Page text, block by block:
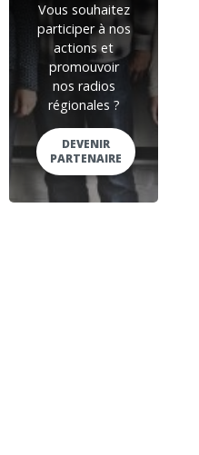
Vous souhaitez
participer à nos
actions et
promouvoir
nos radios
régionales ?
DEVENIR
PARTENAIRE